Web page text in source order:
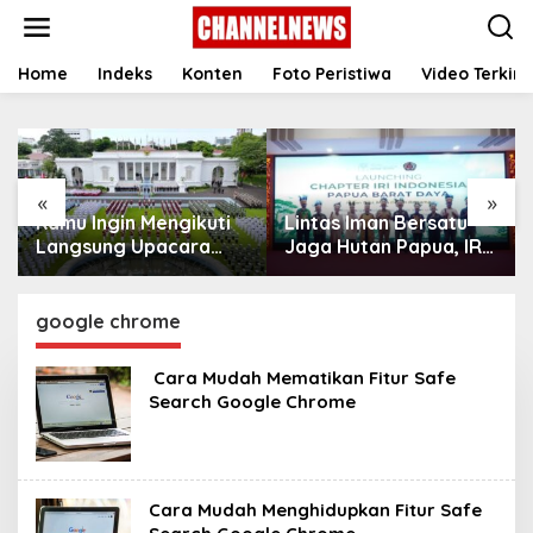
t
Home Indeks Konten Foto Peristiwa Video Terkini
« »
Kamu Ingin Mengikuti
Langsung Upacara
HUT Ke-81
Istana? Ini Link
Pendaftaran Resminya
di Sini
Lintas Iman Bersatu
Jaga Hutan Papua, IRI
Indonesia Resmikan
google chrome
‎ Cara Mudah Mematikan Fitur Safe
Search Google Chrome
Cara Mudah Menghidupkan Fitur Safe